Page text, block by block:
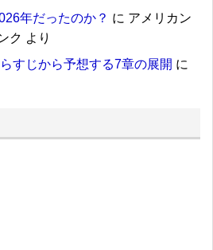
年だったのか？ に アメリカン
ク より
すじから予想する7章の展開 に